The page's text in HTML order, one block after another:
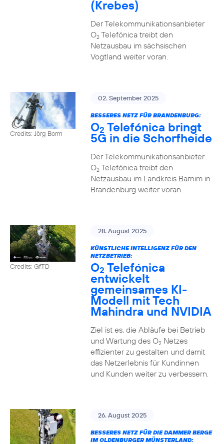
(Krebes)
Der Telekommunikationsanbieter
O2Telefónica treibt den
Netzausbau im sächsischen
Vogtland weiter voran.
Credits: Jörg Borm
02. September 2025
BESSERES NETZ FÜR BRANDENBURG:
O2 Telefónica bringt
5G in die Schorfheide
Der Telekommunikationsanbieter
O2Telefónica treibt den
Netzausbau im Landkreis Barnim in
Brandenburg weiter voran.
Credits: GfTD
28. August 2025
KÜNSTLICHE INTELLIGENZ FÜR DEN
NETZBETRIEB:
O2 Telefónica
entwickelt
gemeinsames KI-
Modell mit Tech
Mahindra und NVIDIA
Ziel ist es, die Abläufe bei Betrieb
und Wartung des O2Netzes
effizienter zu gestalten und damit
das Netzerlebnis für Kundinnen
und Kunden weiter zu verbessern.
26. August 2025
BESSERES NETZ FÜR DIE DAMMER BERGE
IM OLDENBURGER MÜNSTERLAND: